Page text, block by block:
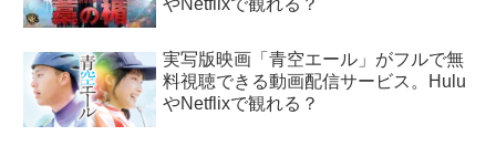
やNetflixで観れる？
実写版映画「青空エール」がフルで無
料視聴できる動画配信サービス。Hulu
やNetflixで観れる？